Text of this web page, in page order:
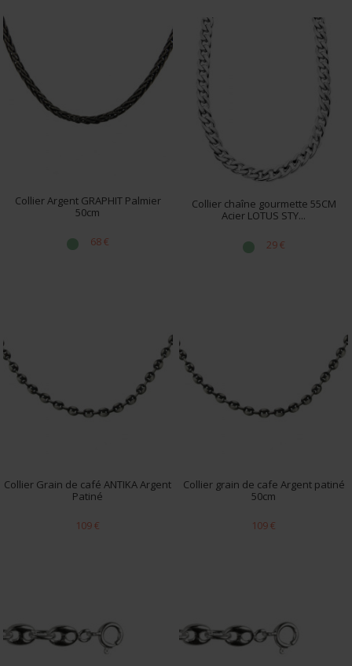
Collier Argent GRAPHIT Palmier
50cm
68 €
Collier chaîne gourmette 55CM
Acier LOTUS STY...
29 €
Collier Grain de café ANTIKA Argent
Patiné
109 €
Collier grain de cafe Argent patiné
50cm
109 €